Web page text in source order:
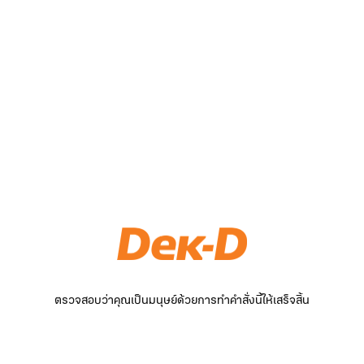
ตรวจสอบว่าคุณเป็นมนุษย์ด้วยการทำคำสั่งนี้ให้เสร็จสิ้น